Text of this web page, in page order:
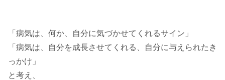
「病気は、何か、自分に気づかせてくれるサイン」
「病気は、自分を成長させてくれる、自分に与えられたき
っかけ」
と考え、